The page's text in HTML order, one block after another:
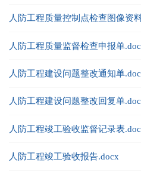
人防工程质量控制点检查图像资
人防工程质量监督检查申报单
人防工程建设问题整改通知单
人防工程建设问题整改回复单
人防工程竣工验收监督记录表
人防工程竣工验收报告.docx